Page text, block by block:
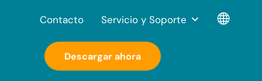
Descargar ahora
Contacto Servicio y Soporte